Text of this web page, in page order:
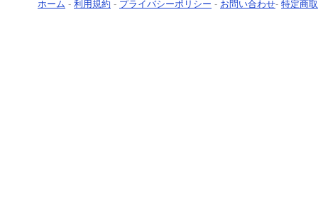
ホーム - 利用規約 - プライバシーポリシー - お問い合わせ- 特定商